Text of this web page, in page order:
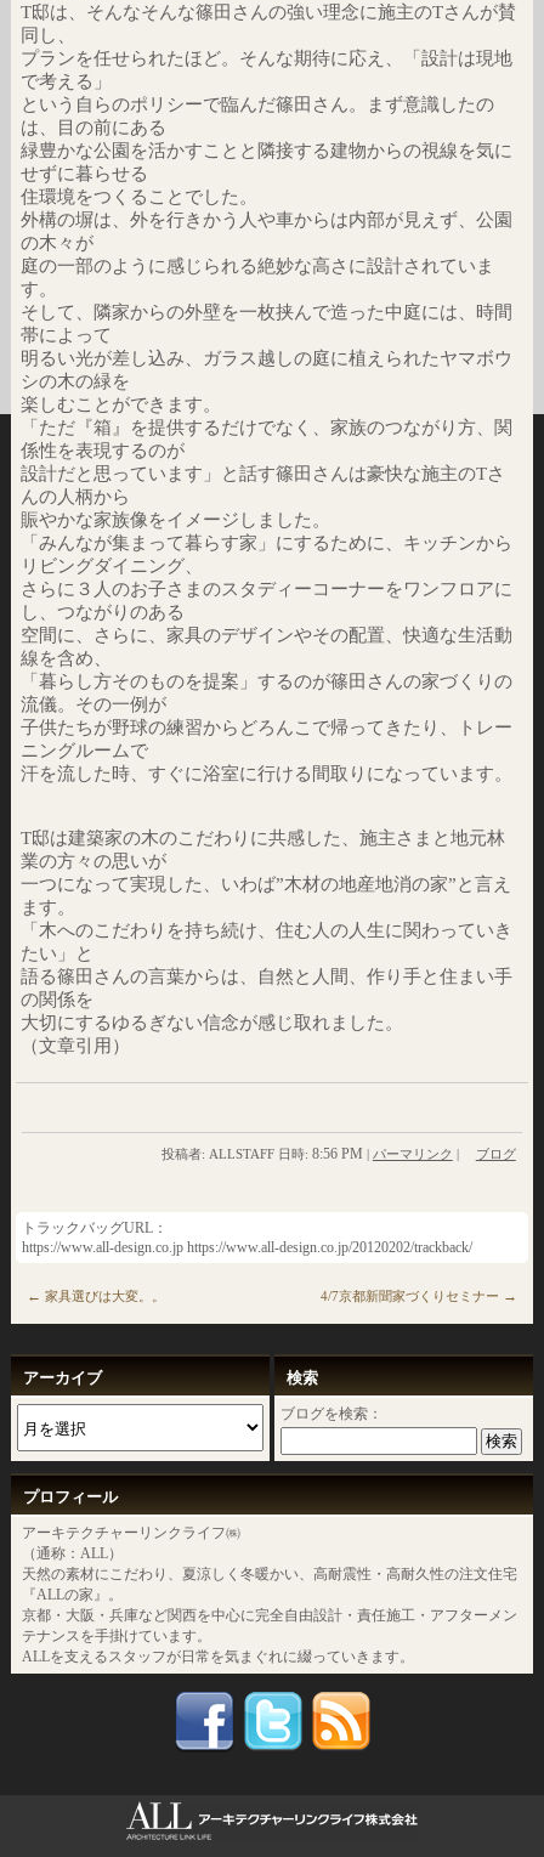
T邸は、そんなそんな篠田さんの強い理念に施主のTさんが賛
同し、
プランを任せられたほど。そんな期待に応え、「設計は現地
で考える」
という自らのポリシーで臨んだ篠田さん。まず意識したの
は、目の前にある
緑豊かな公園を活かすことと隣接する建物からの視線を気に
せずに暮らせる
住環境をつくることでした。
外構の塀は、外を行きかう人や車からは内部が見えず、公園
の木々が
庭の一部のように感じられる絶妙な高さに設計されていま
す。
そして、隣家からの外壁を一枚挟んで造った中庭には、時間
帯によって
明るい光が差し込み、ガラス越しの庭に植えられたヤマボウ
シの木の緑を
楽しむことができます。
「ただ『箱』を提供するだけでなく、家族のつながり方、関
係性を表現するのが
設計だと思っています」と話す篠田さんは豪快な施主のTさ
んの人柄から
賑やかな家族像をイメージしました。
「みんなが集まって暮らす家」にするために、キッチンから
リビングダイニング、
さらに３人のお子さまのスタディーコーナーをワンフロアに
し、つながりのある
空間に、さらに、家具のデザインやその配置、快適な生活動
線を含め、
「暮らし方そのものを提案」するのが篠田さんの家づくりの
流儀。その一例が
子供たちが野球の練習からどろんこで帰ってきたり、トレー
ニングルームで
汗を流した時、すぐに浴室に行ける間取りになっています。
T邸は建築家の木のこだわりに共感した、施主さまと地元林
業の方々の思いが
一つになって実現した、いわば”木材の地産地消の家”と言え
ます。
「木へのこだわりを持ち続け、住む人の人生に関わっていき
たい」と
語る篠田さんの言葉からは、自然と人間、作り手と住まい手
の関係を
大切にするゆるぎない信念が感じ取れました。
（文章引用）
投稿者: ALLSTAFF 日時: 8:56 PM | パーマリンク | ブログ
トラックバッグURL：
https://www.all-design.co.jp https://www.all-design.co.jp/20120202/trackback/
← 家具選びは大変。。 4/7京都新聞家づくりセミナー →
アーカイブ 検索
ブログを検索：
プロフィール
アーキテクチャーリンクライフ㈱
（通称：ALL）
天然の素材にこだわり、夏涼しく冬暖かい、高耐震性・高耐久性の注文住宅
『ALLの家』。
京都・大阪・兵庫など関西を中心に完全自由設計・責任施工・アフターメン
テナンスを手掛けています。
ALLを支えるスタッフが日常を気まぐれに綴っていきます。